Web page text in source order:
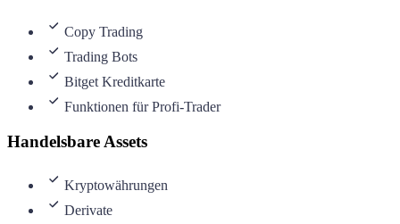
Copy Trading
Trading Bots
Bitget Kreditkarte
Funktionen für Profi-Trader
Handelsbare Assets
Kryptowährungen
Derivate